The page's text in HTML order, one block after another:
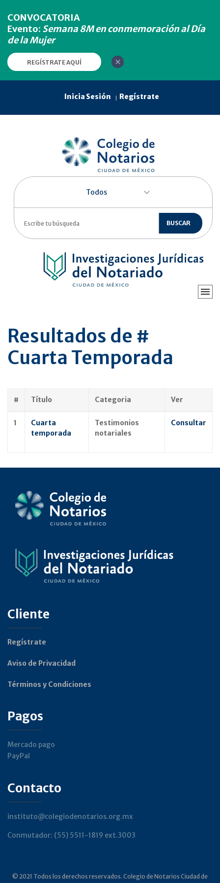
CONVOCATORIA
Evento: Semana 8M en conmemoración al Día
de la Mujer
REGÍSTRATE AQUÍ
Inicia Sesión Regístrate
BUSCAR
Resultados de #
Cuarta Temporada
# Título Categoria Ver
1
Cuarta
temporada
Testimonios
notariales
Consultar
Cliente
Regístrate
Aviso de Privacidad
Términos y Condiciones
Pagos
Mercado pago
PayPal
Contacto
instituto@colegiodenotarios.org.mx
Conmutador: (55) 5511-1819 ext.3003
© 2021 Todos los derechos reservados. Colegio de Notarios Ciudad de